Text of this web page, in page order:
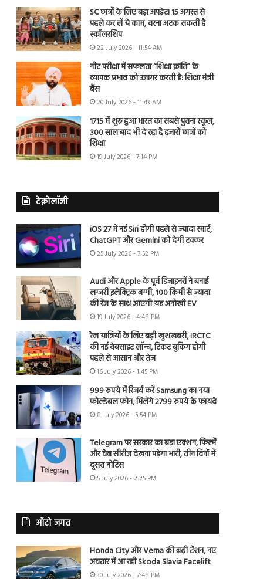
SC छात्रों के लिए बड़ा अपडेट! 15 अगस्त से
पहले कर लें ये काम, वरना अटक सकती है
स्कॉलरशिप
22 July 2026 - 11:54 AM
नीट परीक्षा में सफलता “शिक्षा क्रांति” के
व्यापक प्रभाव को उजागर करती है: शिक्षा मंत्री
बैंस
20 July 2026 - 11:43 AM
1715 में शुरू हुआ भारत का सबसे पुराना स्कूल,
300 साल बाद भी दे रहा है हजारों छात्रों को
शिक्षा
19 July 2026 - 7:14 PM
टेक्नोलॉजी
iOS 27 में नई Siri होगी पहले से ज्यादा स्मार्ट,
ChatGPT और Gemini को देगी टक्कर
25 July 2026 - 7:52 PM
Audi और Apple के पूर्व डिजाइनरों ने बनाई
लग्जरी इलेक्ट्रिक बग्गी, 100 किमी से ज्यादा
की रेंज के साथ आएगी यह अनोखी EV
19 July 2026 - 4:48 PM
रेल यात्रियों के लिए बड़ी खुशखबरी, IRCTC
की नई वेबसाइट लॉन्च, टिकट बुकिंग होगी
पहले से आसान और तेज
16 July 2026 - 1:45 PM
999 रुपये में रिजर्व करें Samsung का नया
फोल्डेबल फोन, मिलेंगे 2799 रुपये के फायदे
8 July 2026 - 5:54 PM
Telegram पर सरकार का बड़ा एक्शन, फिल्में
और वेब सीरीज देखना पड़ेगा भारी, तीन दिनों में
दूसरा नोटिस
5 July 2026 - 2:25 PM
ऑटो जगत
Honda City और Verna की बढ़ी टेंशन, नए
अवतार में आ रही Skoda Slavia Facelift
30 July 2026 - 7:48 PM